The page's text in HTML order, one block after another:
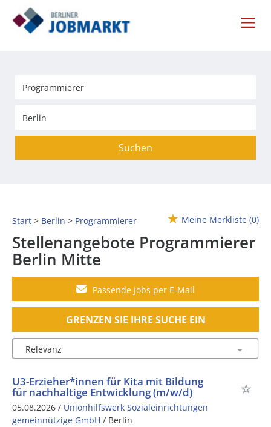
Suchen
Start Berlin Programmierer Meine Merkliste (0)
Stellenangebote Programmierer
Berlin Mitte
Passende Jobs per E-Mail
GRENZEN SIE IHRE SUCHE EIN
U3-Erzieher*innen für Kita mit Bildung
für nachhaltige Entwicklung (m/w/d)
05.08.2026 / Unionhilfswerk Sozialeinrichtungen
gemeinnützige GmbH / Berlin